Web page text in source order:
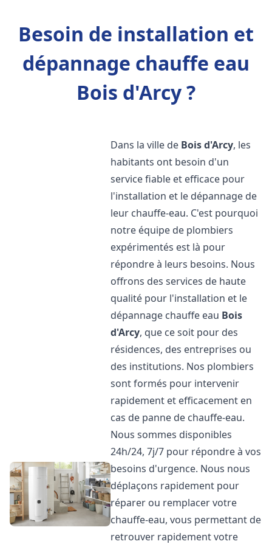
Besoin de installation et
dépannage chauffe eau
Bois d'Arcy ?
Dans la ville de Bois d'Arcy, les
habitants ont besoin d'un
service fiable et efficace pour
l'installation et le dépannage de
leur chauffe-eau. C'est pourquoi
notre équipe de plombiers
expérimentés est là pour
répondre à leurs besoins. Nous
offrons des services de haute
qualité pour l'installation et le
dépannage chauffe eau Bois
d'Arcy, que ce soit pour des
résidences, des entreprises ou
des institutions. Nos plombiers
sont formés pour intervenir
rapidement et efficacement en
cas de panne de chauffe-eau.
Nous sommes disponibles
24h/24, 7j/7 pour répondre à vos
besoins d'urgence. Nous nous
déplaçons rapidement pour
réparer ou remplacer votre
chauffe-eau, vous permettant de
retrouver rapidement votre